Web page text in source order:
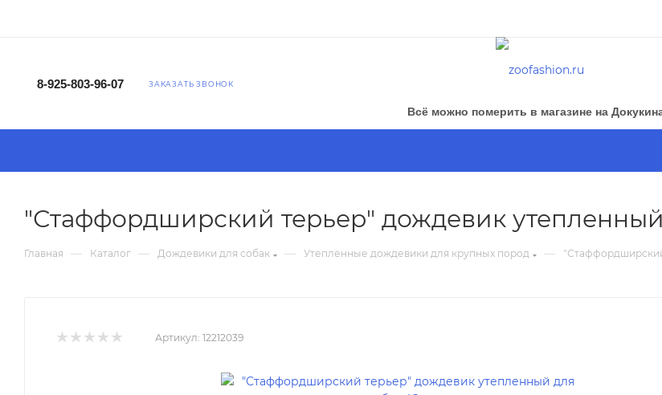
8-925-803-96-07 ЗАКАЗАТЬ ЗВОНОК
Всё можно померить в магазине на
"Стаффордширский терьер" дождевик
Главная — Каталог — Дождевики для собак — Утепленные дождевики для крупных пород —
Артикул: 12212039